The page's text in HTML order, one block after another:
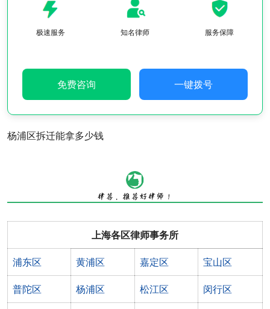
极速服务 知名律师 服务保障
免费咨询 一键拨号
杨浦区拆迁能拿多少钱
上海各区律师事务所
浦东区 黄浦区 嘉定区 宝山区
普陀区 杨浦区 松江区 闵行区